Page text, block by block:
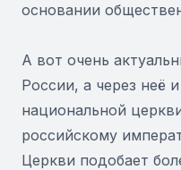
основании
А вот очень
России, а через неё
национальной
российскому
Церкви подобает